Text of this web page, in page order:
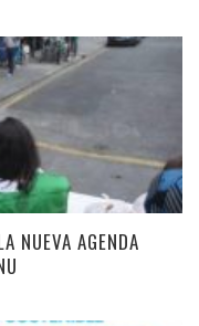
NUEVA AGENDA